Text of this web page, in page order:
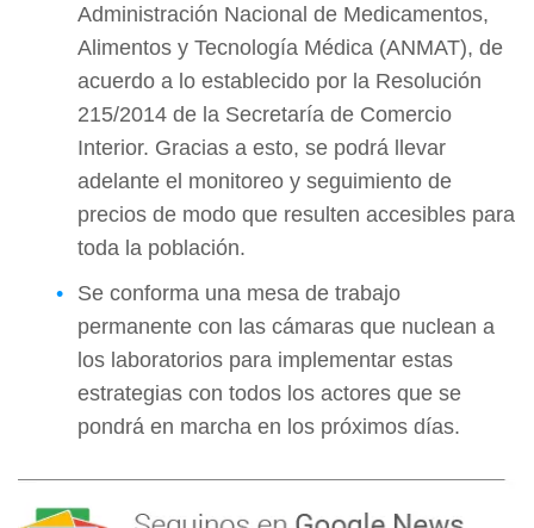
Administración Nacional de Medicamentos,
Alimentos y Tecnología Médica (ANMAT), de
acuerdo a lo establecido por la Resolución
215/2014 de la Secretaría de Comercio
Interior. Gracias a esto, se podrá llevar
adelante el monitoreo y seguimiento de
precios de modo que resulten accesibles para
toda la población.
Se conforma una mesa de trabajo
permanente con las cámaras que nuclean a
los laboratorios para implementar estas
estrategias con todos los actores que se
pondrá en marcha en los próximos días.